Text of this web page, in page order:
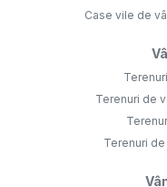
Case vile de
Terenuri de
Terenuri